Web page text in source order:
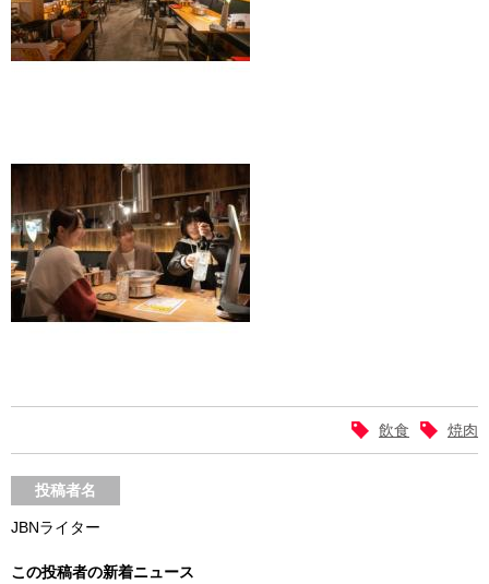
飲食 焼肉
投稿者名
JBNライター
この投稿者の新着ニュース